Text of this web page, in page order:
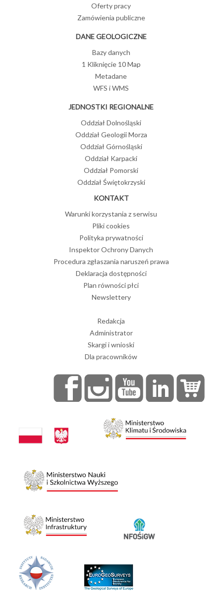
Oferty pracy
Zamówienia publiczne
DANE GEOLOGICZNE
Bazy danych
1 Kliknięcie 10 Map
Metadane
WFS i WMS
JEDNOSTKI REGIONALNE
Oddział Dolnośląski
Oddział Geologii Morza
Oddział Górnośląski
Oddział Karpacki
Oddział Pomorski
Oddział Świętokrzyski
KONTAKT
Warunki korzystania z serwisu
Pliki cookies
Polityka prywatności
Inspektor Ochrony Danych
Procedura zgłaszania naruszeń prawa
Deklaracja dostępności
Plan równości płci
Newslettery
Redakcja
Administrator
Skargi i wnioski
Dla pracowników